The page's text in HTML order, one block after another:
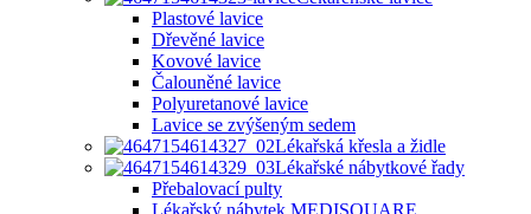
Plastové lavice
Dřevěné lavice
Kovové lavice
Čalouněné lavice
Polyuretanové lavice
Lavice se zvýšeným sedem
Lékařská křesla a židle
Lékařské nábytkové řady
Přebalovací pulty
Lékařský nábytek MEDISQUARE